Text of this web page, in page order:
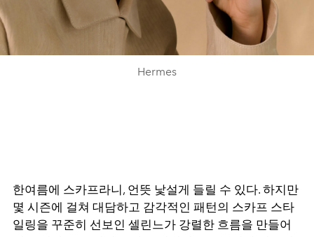
Hermes
한여름에 스카프라니, 언뜻 낯설게 들릴 수 있다. 하지만
몇 시즌에 걸쳐 대담하고 감각적인 패턴의 스카프 스타
일링을 꾸준히 선보인 셀린느가 강렬한 흐름을 만들어